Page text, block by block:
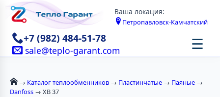
Ваша локация:
Петропавловск-Камчатский
+7 (982) 484-51-78
sale@teplo-garant.com ☰
→ Каталог теплообменников → Пластинчатые → Паяные →
Danfoss → XB 37